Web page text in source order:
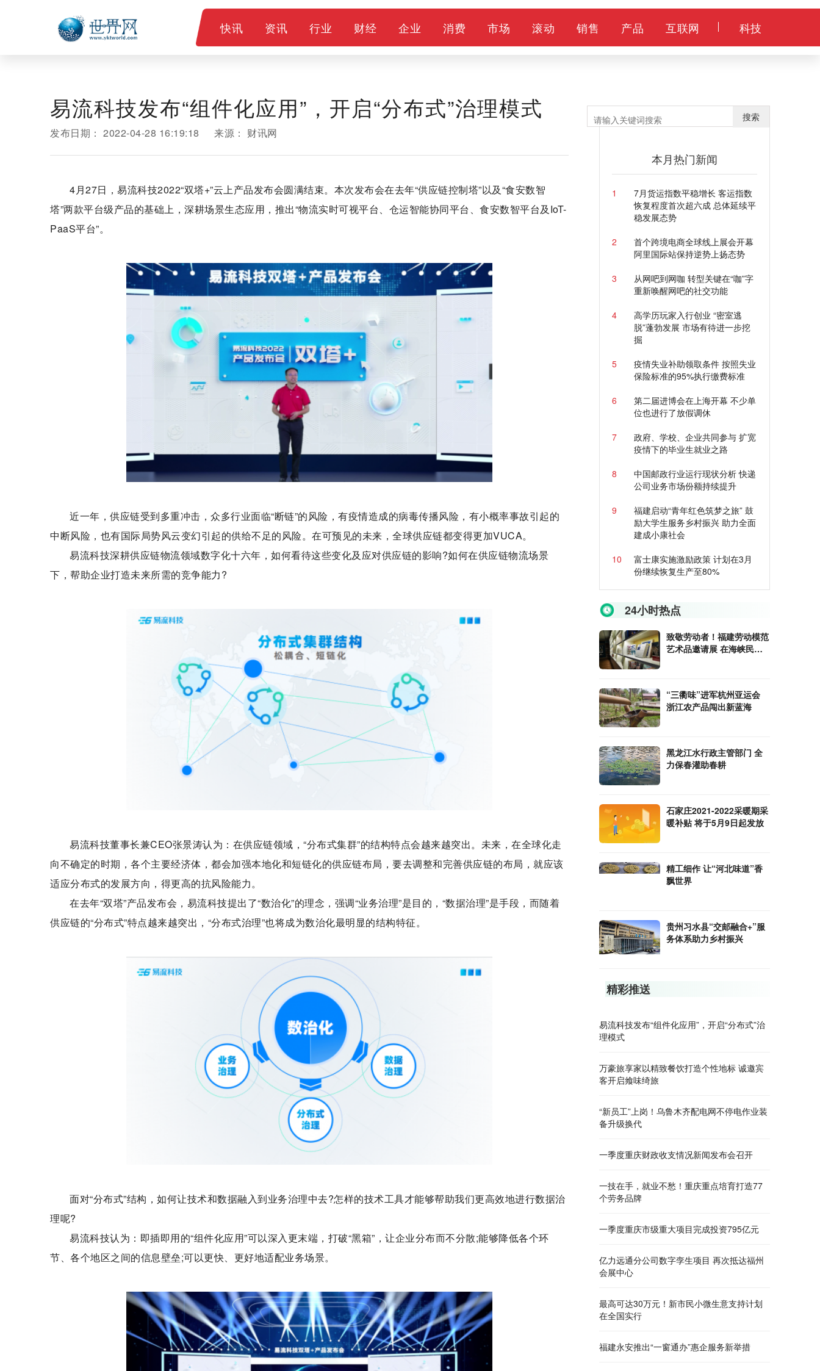
快讯 资讯 行业 财经 企业 消费 市场 滚动 销售 产品 互联网 科技
易流科技发布“组件化应用”，开启“分布式”治理模式
发布日期： 2022-04-28 16:19:18 来源： 财讯网
4月27日，易流科技2022“双塔+”云上产品发布会圆满结束。本次发布会在去年“供应链控制塔”以及“食安数智
塔”两款平台级产品的基础上，深耕场景生态应用，推出“物流实时可视平台、仓运智能协同平台、食安数智平台及IoT-
PaaS平台”。
近一年，供应链受到多重冲击，众多行业面临“断链”的风险，有疫情造成的病毒传播风险，有小概率事故引起的
中断风险，也有国际局势风云变幻引起的供给不足的风险。在可预见的未来，全球供应链都变得更加VUCA。
易流科技深耕供应链物流领域数字化十六年，如何看待这些变化及应对供应链的影响?如何在供应链物流场景
下，帮助企业打造未来所需的竞争能力?
易流科技董事长兼CEO张景涛认为：在供应链领域，“分布式集群”的结构特点会越来越突出。未来，在全球化走
向不确定的时期，各个主要经济体，都会加强本地化和短链化的供应链布局，要去调整和完善供应链的布局，就应该
适应分布式的发展方向，得更高的抗风险能力。
在去年“双塔”产品发布会，易流科技提出了“数治化”的理念，强调“业务治理”是目的，“数据治理”是手段，而随着
供应链的“分布式”特点越来越突出，“分布式治理”也将成为数治化最明显的结构特征。
面对“分布式”结构，如何让技术和数据融入到业务治理中去?怎样的技术工具才能够帮助我们更高效地进行数据治
理呢?
易流科技认为：即插即用的“组件化应用”可以深入更末端，打破“黑箱”，让企业分布而不分散;能够降低各个环
节、各个地区之间的信息壁垒;可以更快、更好地适配业务场景。
搜索
本月热门新闻
1
7月货运指数平稳增长 客运指数
恢复程度首次超六成 总体延续平
稳发展态势
2
首个跨境电商全球线上展会开幕
阿里国际站保持逆势上扬态势
3
从网吧到网咖 转型关键在“咖”字
重新唤醒网吧的社交功能
4
高学历玩家入行创业 “密室逃
脱”蓬勃发展 市场有待进一步挖
掘
5
疫情失业补助领取条件 按照失业
保险标准的95%执行缴费标准
6
第二届进博会在上海开幕 不少单
位也进行了放假调休
7
政府、学校、企业共同参与 扩宽
疫情下的毕业生就业之路
8
中国邮政行业运行现状分析 快递
公司业务市场份额持续提升
9
福建启动“青年红色筑梦之旅” 鼓
励大学生服务乡村振兴 助力全面
建成小康社会
10
富士康实施激励政策 计划在3月
份继续恢复生产至80%
24小时热点
致敬劳动者！福建劳动模范
艺术品邀请展 在海峡民间
“三衢味”进军杭州亚运会
浙江农产品闯出新蓝海
黑龙江水行政主管部门 全
力保春灌助春耕
石家庄2021-2022采暖期采
暖补贴 将于5月9日起发放
精工细作 让“河北味道”香
飘世界
贵州习水县“交邮融合+”服
务体系助力乡村振兴
精彩推送
易流科技发布“组件化应用”，开启“分布式”治
理模式
万豪旅享家以精致餐饮打造个性地标 诚邀宾
客开启飨味绮旅
“新员工”上岗！乌鲁木齐配电网不停电作业装
备升级换代
一季度重庆财政收支情况新闻发布会召开
一技在手，就业不愁！重庆重点培育打造77
个劳务品牌
一季度重庆市级重大项目完成投资795亿元
亿力远通分公司数字孪生项目 再次抵达福州
会展中心
最高可达30万元！新市民小微生意支持计划
在全国实行
福建永安推出“一窗通办”惠企服务新举措